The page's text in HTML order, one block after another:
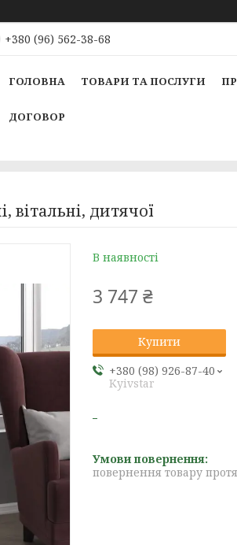
+380 (96) 562-38-68
ГОЛОВНА ТОВАРИ ТА ПОСЛУГИ
ДОГОВОР
дитячої
В наявності
3 747 ₴
Купити
+380 (98) 926-87-40
Kyivstar
повернення товару